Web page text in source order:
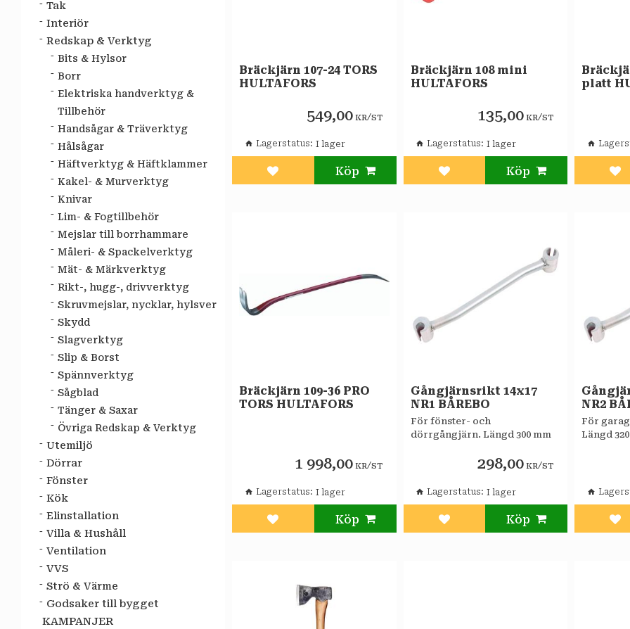
Tak
Interiör
Redskap & Verktyg
Bits & Hylsor
Borr
Elektriska handverktyg &
Tillbehör
Handsågar & Träverktyg
Hålsågar
Häftverktyg & Häftklammer
Kakel- & Murverktyg
Knivar
Lim- & Fogtillbehör
Mejslar till borrhammare
Måleri- & Spackelverktyg
Mät- & Märkverktyg
Rikt-, hugg-, drivverktyg
Skruvmejslar, nycklar, hylsver
Skydd
Slagverktyg
Slip & Borst
Spännverktyg
Sågblad
Tänger & Saxar
Övriga Redskap & Verktyg
Utemiljö
Dörrar
Fönster
Kök
Elinstallation
Villa & Hushåll
Ventilation
VVS
Strö & Värme
Godsaker till bygget
KAMPANJER
Bräckjärn 107-24 TORS
HULTAFORS
549,00KR/ST
Lägg till i favoriter
Lagerstatus
Bräckjärn 108 mini
HULTAFORS
135,00 KR/ST
Lägg till i favoriter
Lagerstatus
platt
Bräckjärn 109-36 PRO
TORS HULTAFORS
1 998,00KR/ST
Lägg till i favoriter
Lagerstatus
Gångjärnsrikt 14x17
NR1 BÅREBO
För fönster- och
dörrgångjärn. Längd 300 mm
298,00 KR/ST
Lägg till i favoriter
Lagerstatus
NR2
För
Längd